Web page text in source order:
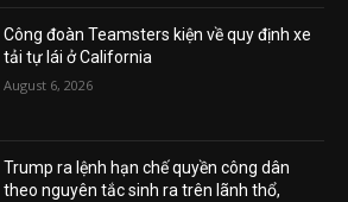
Công đoàn Teamsters kiện về quy định xe
tải tự lái ở California
August 6, 2026
Trump ra lệnh hạn chế quyền công dân
theo nguyên tắc sinh ra trên lãnh thổ,